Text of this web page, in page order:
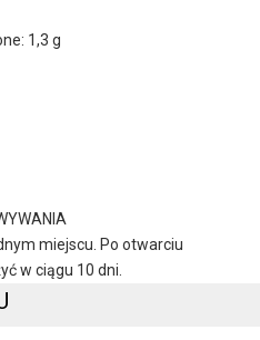
1,3 g
miejscu. Po otwarciu
w ciągu 10 dni.